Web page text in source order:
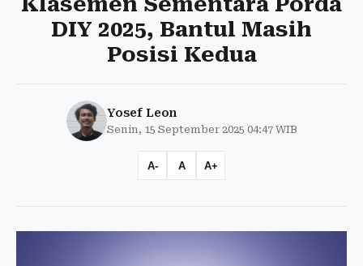
DIY 2025, Bantul Masih
Posisi Kedua
Yosef Leon
Senin, 15 September 2025 04:47 WIB
A- A A+